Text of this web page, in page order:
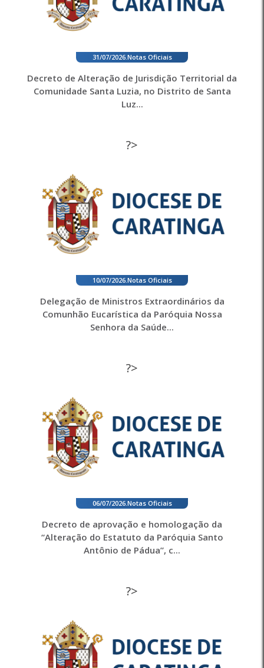
31/07/2026. Notas Oficiais
Decreto de Alteração de Jurisdição Territorial da
Comunidade Santa Luzia, no Distrito de Santa
Luz...
?>
10/07/2026. Notas Oficiais
Delegação de Ministros Extraordinários da
Comunhão Eucarística da Paróquia Nossa
Senhora da Saúde...
?>
06/07/2026. Notas Oficiais
Decreto de aprovação e homologação da
“Alteração do Estatuto da Paróquia Santo
Antônio de Pádua”, c...
?>